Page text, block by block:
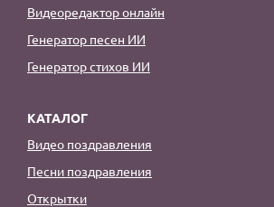
Видеоредактор онлайн
Генератор песен ИИ
Генератор стихов ИИ
КАТАЛОГ
Видео поздравления
Песни поздравления
Открытки